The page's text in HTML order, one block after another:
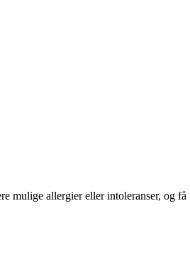
mulige allergier eller intoleranser, og